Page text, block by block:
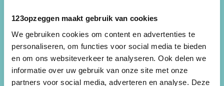
123opzeggen maakt gebruik van cookies
We gebruiken cookies om content en advertenties te
personaliseren, om functies voor social media te bieden
en om ons websiteverkeer te analyseren. Ook delen we
informatie over uw gebruik van onze site met onze
partners voor social media, adverteren en analyse. Deze
Schrijf een review over
1play
Schrijf een review